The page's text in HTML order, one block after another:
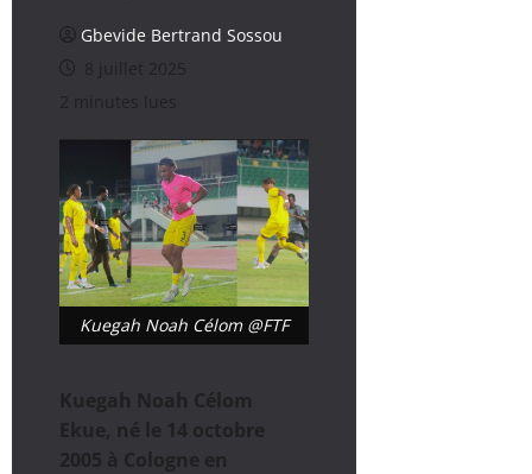
Gbevide Bertrand Sossou
8 juillet 2025
2 minutes lues
Kuegah Noah Célom @FTF
Kuegah Noah Célom
Ekue, né le 14 octobre
2005 à Cologne en